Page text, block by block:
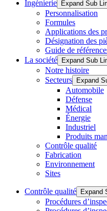
Ingénierie Expand Sub
Personnalisation
Formules
Applications des
Désignation des
Guide de
La société
Expand Sub
Notre histoire
Secteurs
Expand
Automobile
Défense
Médical
Énergie
Industriel
Produits
Contrôle qualité
Fabrication
Environnement
Sites
Contrôle qualité Expand
Procédures